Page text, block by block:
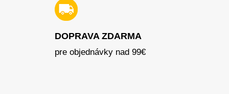
DOPRAVA ZDARMA
pre objednávky nad 99€